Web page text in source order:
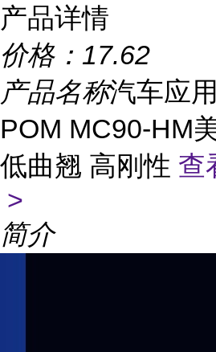
产品详情
价格： 17.62
产品名称汽车应
POM MC90-HM
低曲翘 高刚性 查
>
简介